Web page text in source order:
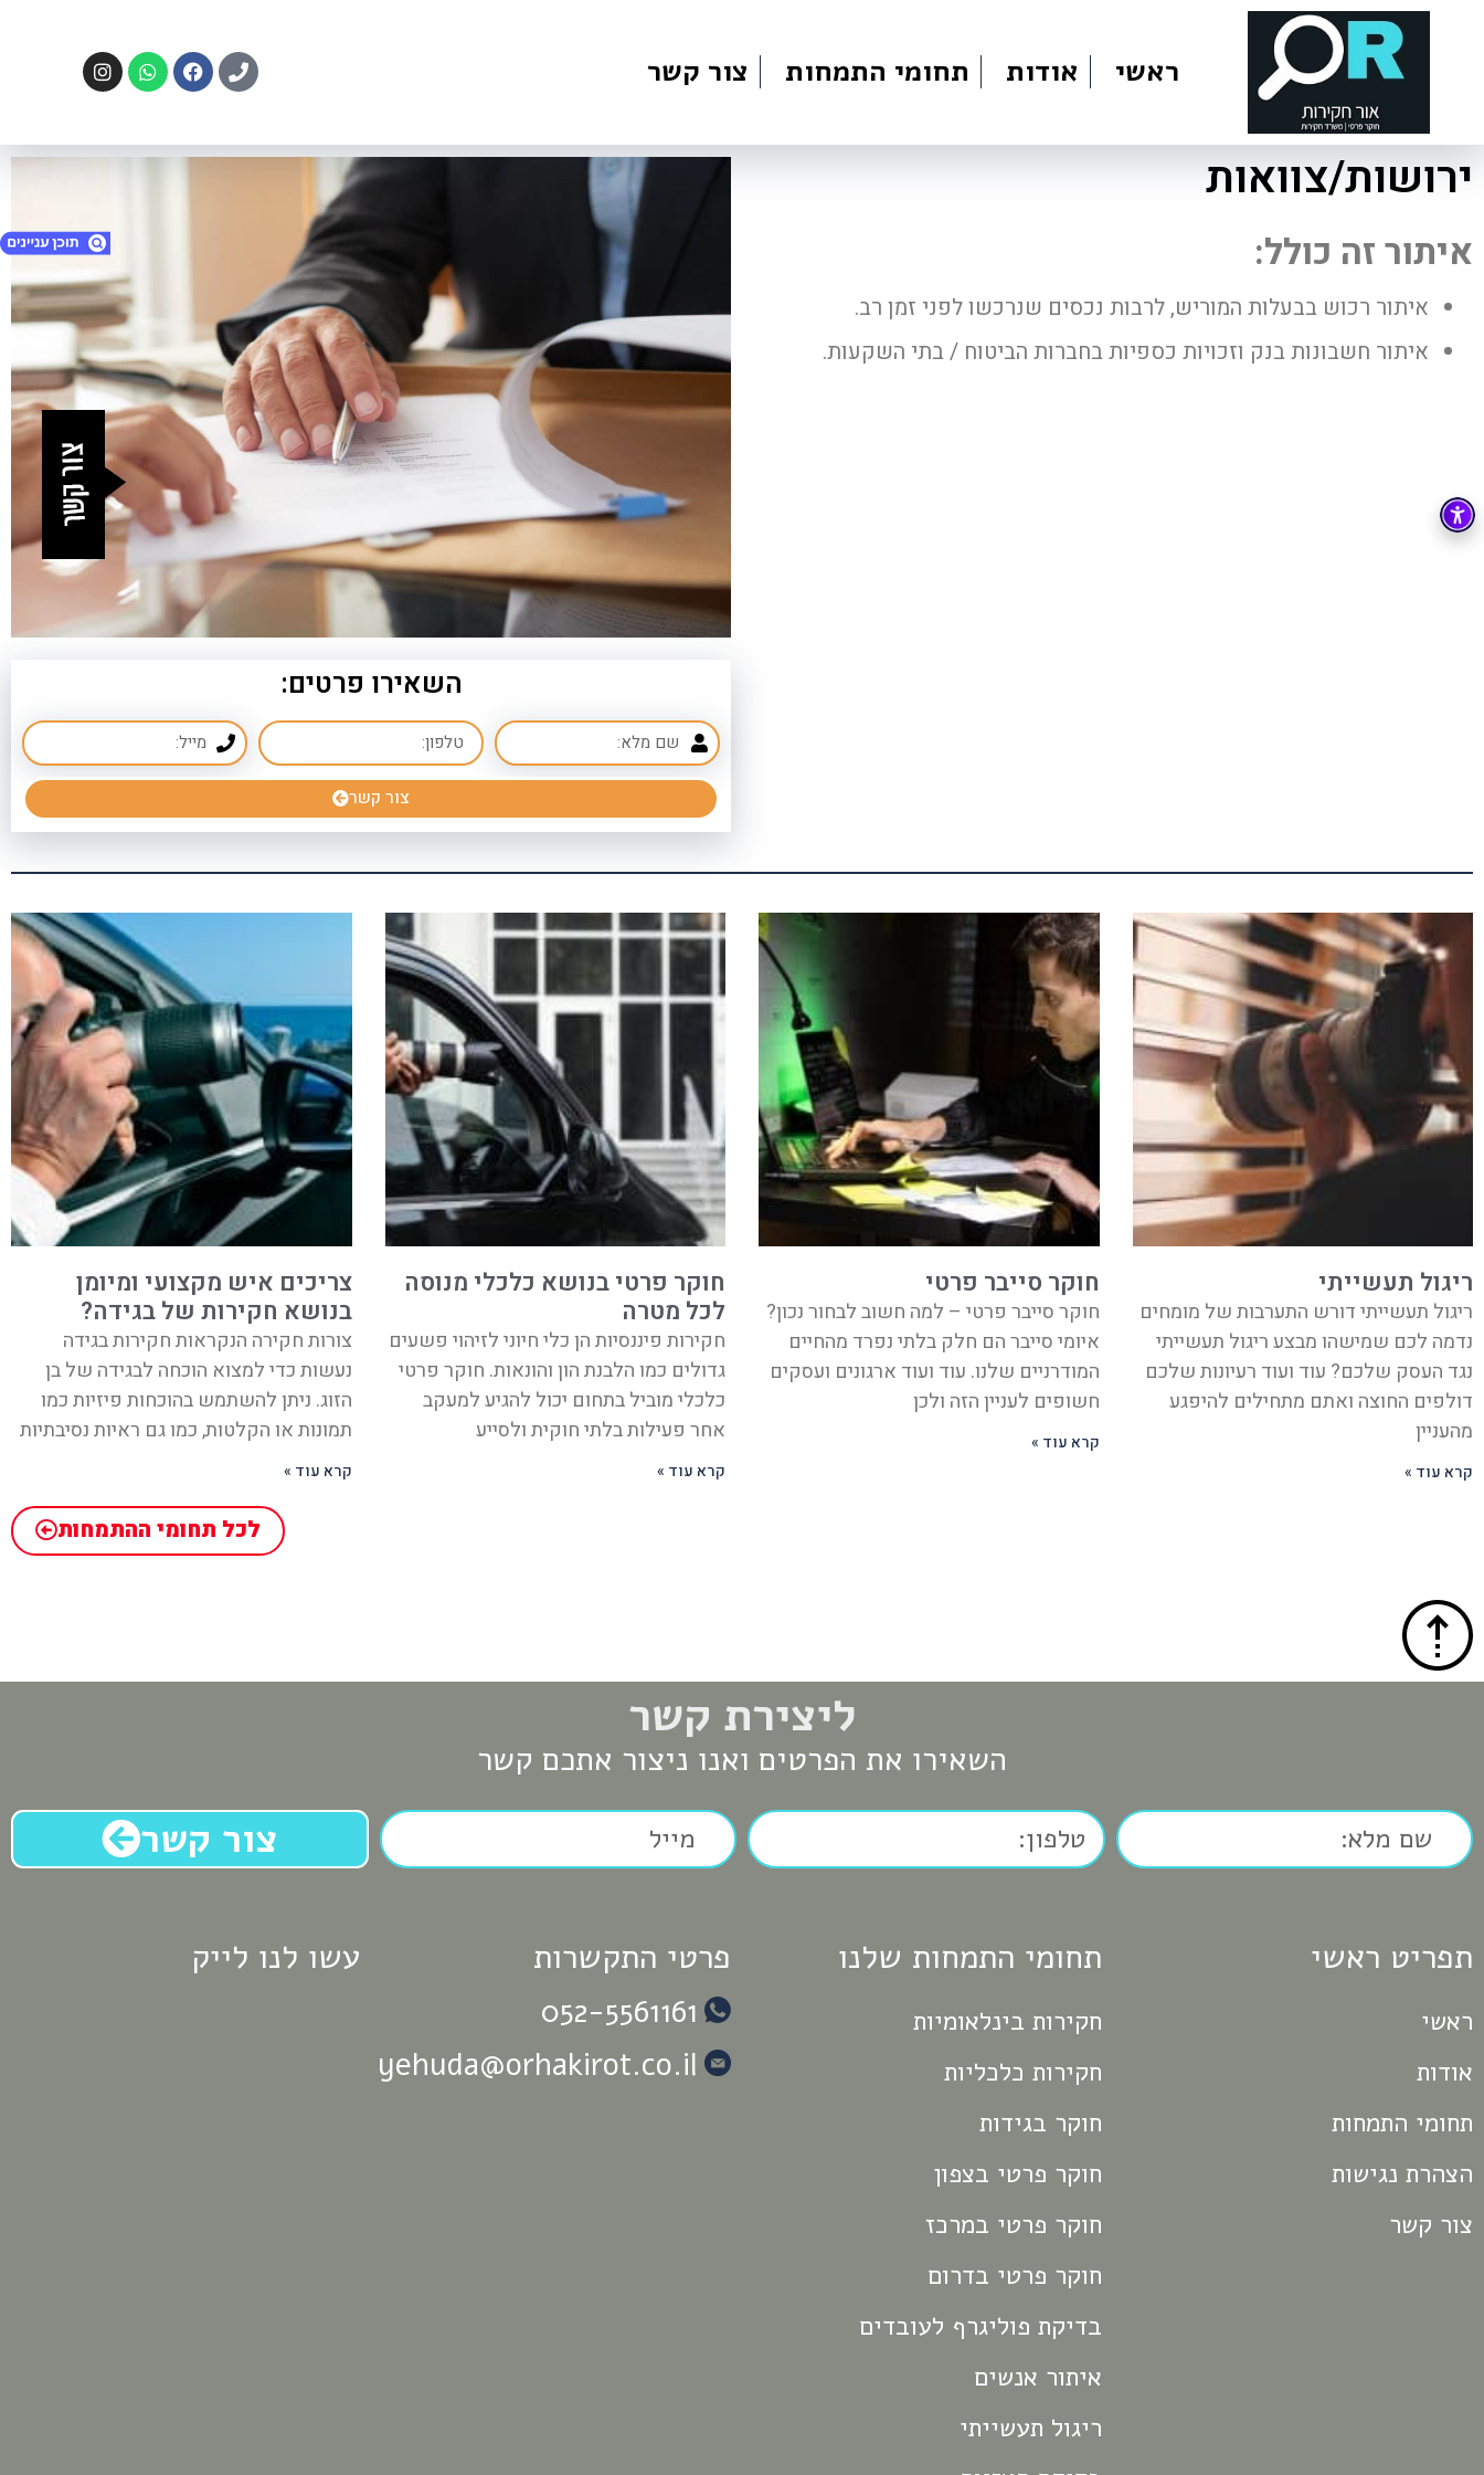
1. ירושות/צוואות
3. איתור זה כולל:
4. השאירו פרטים:
5. 052-5561161
7. השאירו את הפרטים ואנו ניצור אתכם קשר
8. ריגול תעשייתי
10. חוקר פרטי בנושא כלכלי מנוסה לכל מטרה
11. צריכים איש מקצועי ומיומן בנושא חקירות
ראשי אודות תחומי התמחות צור קשר
ירושות/צוואות
איתור זה כולל:
איתור רכוש בבעלות המוריש, לרבות נכסים שנרכשו לפני זמן רב.
איתור חשבונות בנק וזכויות כספיות בחברות הביטוח / בתי השקעות.
השאירו פרטים:
צור קשר
ריגול תעשייתי
ריגול תעשייתי דורש התערבות של מומחים
נדמה לכם שמישהו מבצע ריגול תעשייתי
נגד העסק שלכם? עוד ועוד רעיונות שלכם
דולפים החוצה ואתם מתחילים להיפגע
מהעניין
קרא עוד »
חוקר סייבר פרטי
חוקר סייבר פרטי – למה חשוב לבחור נכון?
איומי סייבר הם חלק בלתי נפרד מהחיים
המודרניים שלנו. עוד ועוד ארגונים ועסקים
חשופים לעניין הזה ולכן
קרא עוד »
חוקר פרטי בנושא כלכלי מנוסה
לכל מטרה
חקירות פיננסיות הן כלי חיוני לזיהוי פשעים
גדולים כמו הלבנת הון והונאות. חוקר פרטי
כלכלי מוביל בתחום יכול להגיע למעקב
אחר פעילות בלתי חוקית ולסייע
קרא עוד »
צריכים איש מקצועי ומיומן
בנושא חקירות של בגידה?
צורות חקירה הנקראות חקירות בגידה
נעשות כדי למצוא הוכחה לבגידה של בן
הזוג. ניתן להשתמש בהוכחות פיזיות כמו
תמונות או הקלטות, כמו גם ראיות נסיבתיות
קרא עוד »
לכל תחומי ההתמחות
ליצירת קשר
השאירו את הפרטים ואנו ניצור אתכם קשר
צור קשר
תפריט ראשי
ראשי
אודות
תחומי התמחות
הצהרת נגישות
צור קשר
תחומי התמחות שלנו
חקירות בינלאומיות
חקירות כלכליות
חוקר בגידות
חוקר פרטי בצפון
חוקר פרטי במרכז
חוקר פרטי בדרום
בדיקת פוליגרף לעובדים
איתור אנשים
ריגול תעשייתי
פרטי התקשרות
052-5561161
yehuda@orhakirot.co.il
עשו לנו לייק